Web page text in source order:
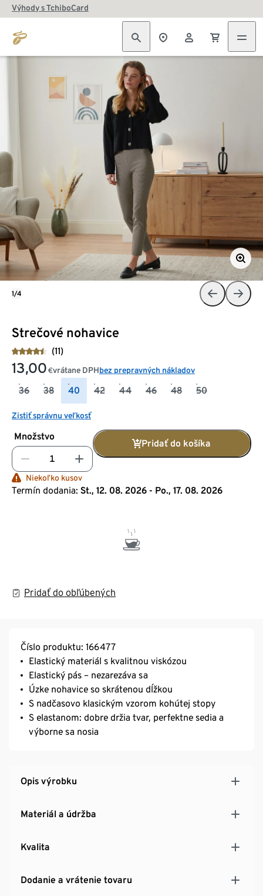
Výhody s TchiboCard
Strečové nohavice
(11)
13,00 €vrátane DPHbez prepravných nákladov
36 38 40 42 44 46 48 50
Zistiť správnu veľkosť
Množstvo
Pridať do košíka
Niekoľko kusov
Termín dodania: St., 12. 08. 2026 - Po., 17. 08. 2026
Pridať do obľúbených
1/4
Číslo produktu: 166477
Elastický materiál s kvalitnou viskózou
Elastický pás – nezarezáva sa
Úzke nohavice so skrátenou dĺžkou
S nadčasovo klasickým vzorom kohútej stopy
S elastanom: dobre držia tvar, perfektne sedia a
výborne sa nosia
Opis výrobku
Materiál a údržba
Kvalita
Dodanie a vrátenie tovaru